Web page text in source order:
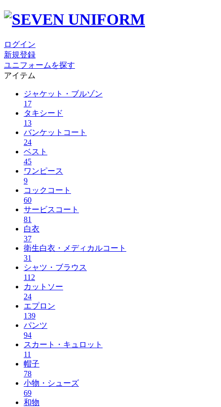
ログイン
新規登録
ユニフォームを探す
アイテム
ジャケット・ブルゾン
17
タキシード
13
バンケットコート
24
ベスト
45
ワンピース
9
コックコート
60
サービスコート
81
白衣
37
衛生白衣・メディカルコート
31
シャツ・ブラウス
112
カットソー
24
エプロン
139
パンツ
94
スカート・キュロット
11
帽子
78
小物・シューズ
69
和物